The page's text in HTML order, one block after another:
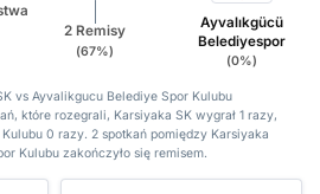
2 Remisy
(67%)
Ayvalıkgücü
Belediyespor
(0%)
vs Ayvalikgucu Belediye Spor Kulubu
które rozegrali, Karsiyaka SK wygrał 1 razy,
0 razy. 2 spotkań pomiędzy Karsiyaka
Kulubu zakończyło się remisem.